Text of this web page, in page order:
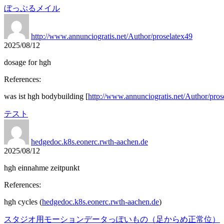
ぼっぷるメイル
http://www.annunciogratis.net/Author/proselatex49
2025/08/12
dosage for hgh
References:
was ist hgh bodybuilding [http://www.annunciogratis.net/Author/
テスト
hedgedoc.k8s.eonerc.rwth-aachen.de
2025/08/12
hgh einnahme zeitpunkt
References:
hgh cycles (hedgedoc.k8s.eonerc.rwth-aachen.de)
スタジオ用モーションデータっぽいもの（足からめ正常位）